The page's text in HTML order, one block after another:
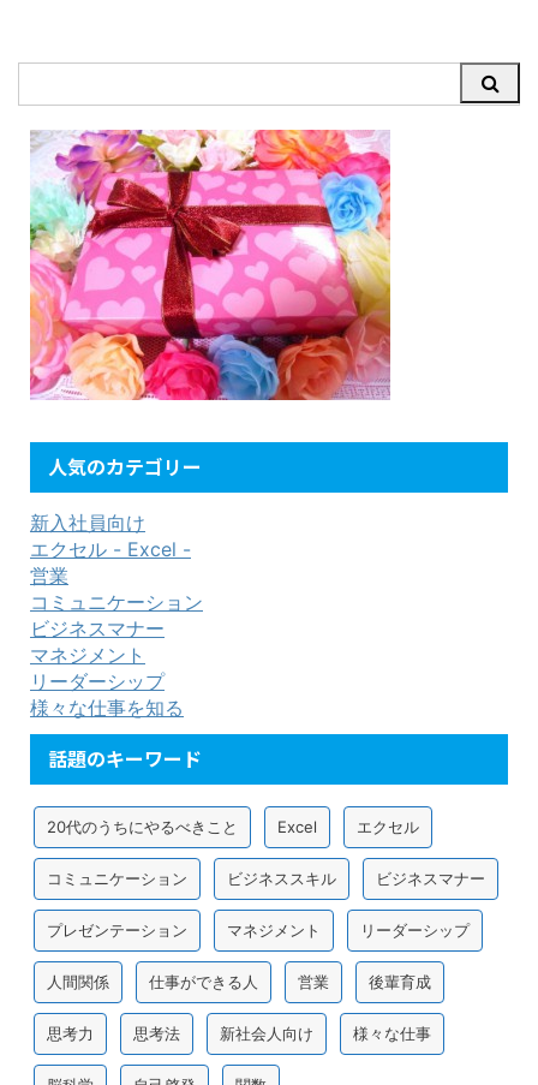
人気のカテゴリー
新入社員向け
エクセル - Excel -
営業
コミュニケーション
ビジネスマナー
マネジメント
リーダーシップ
様々な仕事を知る
話題のキーワード
20代のうちにやるべきこと Excel エクセル
コミュニケーション ビジネススキル ビジネスマナー
プレゼンテーション マネジメント リーダーシップ
人間関係 仕事ができる人 営業 後輩育成
思考力 思考法 新社会人向け 様々な仕事